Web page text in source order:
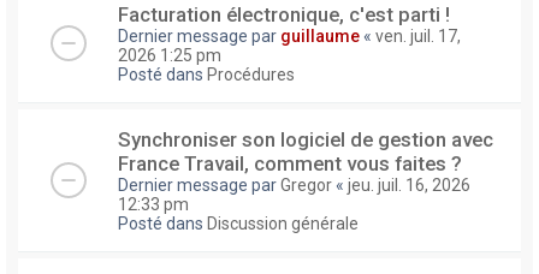
Facturation électronique, c'est parti !
Dernier message par guillaume « ven. juil. 17,
2026 1:25 pm
Posté dans Procédures
Synchroniser son logiciel de gestion avec
France Travail, comment vous faites ?
Dernier message parGregor « jeu. juil. 16, 2026
12:33 pm
Posté dans Discussion générale